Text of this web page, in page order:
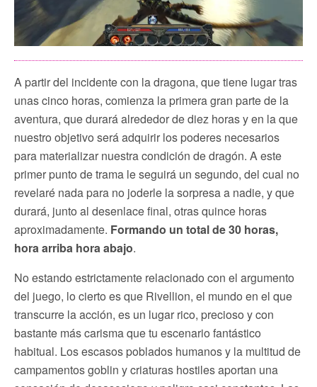
A partir del incidente con la dragona, que tiene lugar tras
unas cinco horas, comienza la primera gran parte de la
aventura, que durará alrededor de diez horas y en la que
nuestro objetivo será adquirir los poderes necesarios
para materializar nuestra condición de dragón. A este
primer punto de trama le seguirá un segundo, del cual no
revelaré nada para no joderle la sorpresa a nadie, y que
durará, junto al desenlace final, otras quince horas
aproximadamente. Formando un total de 30 horas,
hora arriba hora abajo.
No estando estrictamente relacionado con el argumento
del juego, lo cierto es que Rivellion, el mundo en el que
transcurre la acción, es un lugar rico, precioso y con
bastante más carisma que tu escenario fantástico
habitual. Los escasos poblados humanos y la multitud de
campamentos goblin y criaturas hostiles aportan una